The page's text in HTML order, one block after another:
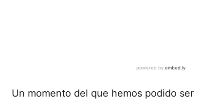
Un momento del que hemos podido ser